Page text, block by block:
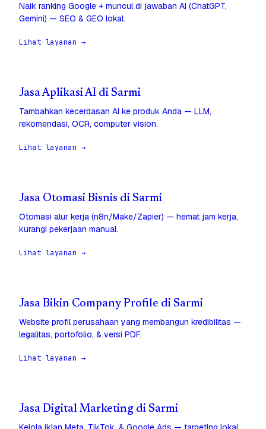
Naik ranking Google + muncul di jawaban AI (ChatGPT,
Gemini) — SEO & GEO lokal.
Lihat layanan →
Jasa Aplikasi AI di Sarmi
Tambahkan kecerdasan AI ke produk Anda — LLM,
rekomendasi, OCR, computer vision.
Lihat layanan →
Jasa Otomasi Bisnis di Sarmi
Otomasi alur kerja (n8n/Make/Zapier) — hemat jam kerja,
kurangi pekerjaan manual.
Lihat layanan →
Jasa Bikin Company Profile di Sarmi
Website profil perusahaan yang membangun kredibilitas —
legalitas, portofolio, & versi PDF.
Lihat layanan →
Jasa Digital Marketing di Sarmi